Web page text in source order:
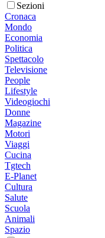
Sezioni
Cronaca
Mondo
Economia
Politica
Spettacolo
Televisione
People
Lifestyle
Videogiochi
Donne
Magazine
Motori
Viaggi
Cucina
Tgtech
E-Planet
Cultura
Salute
Scuola
Animali
Spazio